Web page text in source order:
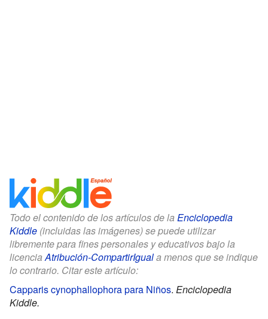
Todo el contenido de los artículos de la Enciclopedia
Kiddle (incluidas las imágenes) se puede utilizar
libremente para fines personales y educativos bajo la
licenciaAtribución-CompartirIguala menos que se indique
lo contrario. Citar este artículo:
Capparis cynophallophora para Niños. Enciclopedia
Kiddle.